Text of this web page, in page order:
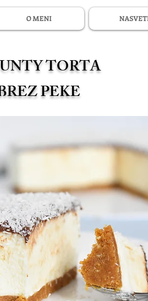
O MENI
TORTA
PEKE